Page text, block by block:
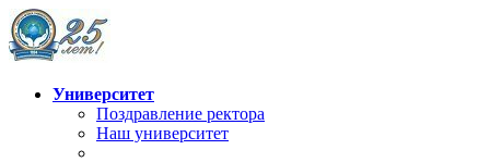
Университет
Поздравление ректора
Наш университет